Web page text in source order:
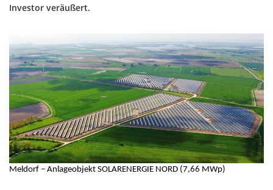
Investor veräußert.
Meldorf – Anlageobjekt SOLARENERGIE NORD (7,66 MWp)